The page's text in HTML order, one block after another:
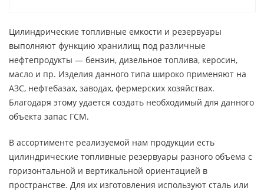
Цилиндрические топливные емкости и резервуары
выполняют функцию хранилищ под различные
нефтепродукты — бензин, дизельное топлива, керосин,
масло и пр. Изделия данного типа широко применяют на
АЗС, нефтебазах, заводах, фермерских хозяйствах.
Благодаря этому удается создать необходимый для данного
объекта запас ГСМ.
В ассортименте реализуемой нам продукции есть
цилиндрические топливные резервуары разного объема с
горизонтальной и вертикальной ориентацией в
пространстве. Для их изготовления используют сталь или